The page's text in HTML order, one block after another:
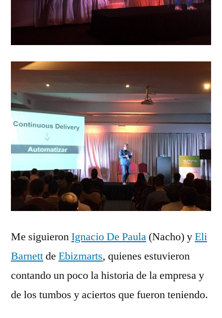
Me siguieronIgnacio De Paula (Nacho) yEli
Barnettde Ebizmarts, quienes estuvieron
contando un poco la historia de la empresa y
de los tumbos y aciertos que fueron teniendo.